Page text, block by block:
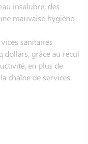
insalubre, des
mauvaise hygiène.
sanitaires
dollars, grâce au recul
en plus de
chaîne de services.